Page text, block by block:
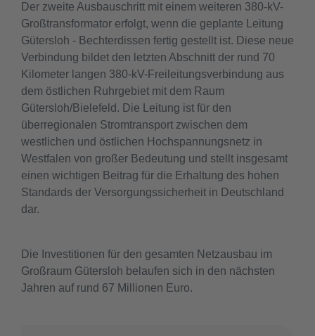
Der zweite Ausbauschritt mit einem weiteren 380-kV-
Großtransformator erfolgt, wenn die geplante Leitung
Gütersloh - Bechterdissen fertig gestellt ist. Diese neue
Verbindung bildet den letzten Abschnitt der rund 70
Kilometer langen 380-kV-Freileitungsverbindung aus
dem östlichen Ruhrgebiet mit dem Raum
Gütersloh/Bielefeld. Die Leitung ist für den
überregionalen Stromtransport zwischen dem
westlichen und östlichen Hochspannungsnetz in
Westfalen von großer Bedeutung und stellt insgesamt
einen wichtigen Beitrag für die Erhaltung des hohen
Standards der Versorgungssicherheit in Deutschland
dar.
Die Investitionen für den gesamten Netzausbau im
Großraum Gütersloh belaufen sich in den nächsten
Jahren auf rund 67 Millionen Euro.